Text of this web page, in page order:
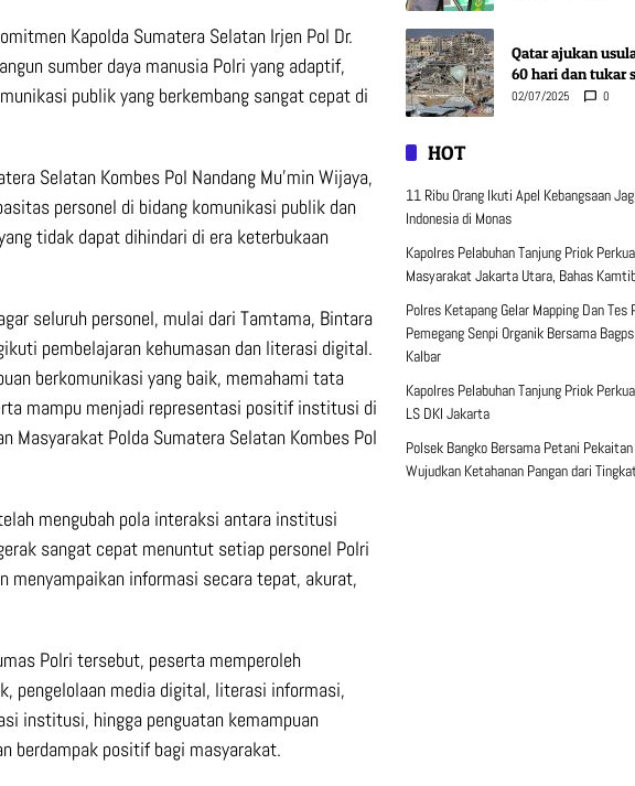
Kapolda Sumatera Selatan Irjen Pol Dr.
sumber daya manusia Polri yang adaptif,
publik yang berkembang sangat cepat di
Selatan Kombes Pol Nandang Mu’min Wijaya,
personel di bidang komunikasi publik dan
tidak dapat dihindari di era keterbukaan
seluruh personel, mulai dari Tamtama, Bintara
pembelajaran kehumasan dan literasi digital.
berkomunikasi yang baik, memahami tata
mampu menjadi representasi positif institusi di
Masyarakat Polda Sumatera Selatan Kombes Pol
mengubah pola interaksi antara institusi
sangat cepat menuntut setiap personel Polri
menyampaikan informasi secara tepat, akurat,
Polri tersebut, peserta memperoleh
pengelolaan media digital, literasi informasi,
institusi, hingga penguatan kemampuan
berdampak positif bagi masyarakat.
Qatar ajukan
60 hari dan tukar
02/07/2025 0
HOT
11 Ribu Orang Ikuti Apel Kebangsaan
Indonesia di Monas
Kapolres Pelabuhan Tanjung Priok
Masyarakat Jakarta Utara, Bahas
Polres Ketapang Gelar Mapping Dan Tes
Pemegang Senpi Organik Bersama
Kalbar
Kapolres Pelabuhan Tanjung Priok
LS DKI Jakarta
Polsek Bangko Bersama Petani
Wujudkan Ketahanan Pangan dari